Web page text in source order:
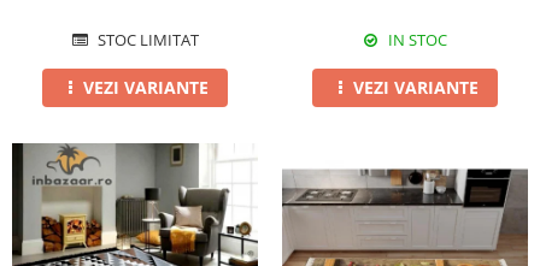
STOC LIMITAT
VEZI VARIANTE
IN STOC
VEZI VARIANTE